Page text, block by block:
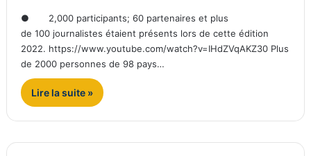
● 2,000 participants; 60 partenaires et plus
de 100 journalistes étaient présents lors de cette édition
2022. https://www.youtube.com/watch?v=IHdZVqAKZ30 Plus
de 2000 personnes de 98 pays…
Lire la suite »